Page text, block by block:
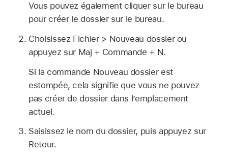
Vous pouvez également cliquer sur le bureau
pour créer le dossier sur le bureau.
Choisissez Fichier > Nouveau dossier ou
appuyez sur Maj + Commande + N.
Si la commande Nouveau dossier est
estompée, cela signifie que vous ne pouvez
pas créer de dossier dans l’emplacement
actuel.
Saisissez le nom du dossier, puis appuyez sur
Retour.